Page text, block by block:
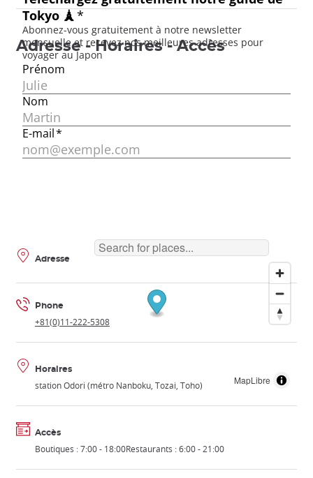
Adresse - Horaires - Accès
MapLibre
Adresse
Phone
+81(0)11-222-5308
Horaires
station Odori (métro Nanboku, Tozai, Toho)
Accès
Boutiques : 7:00 - 18:00Restaurants : 6:00 - 21:00